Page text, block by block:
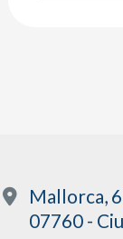
Mallorca,
07760 -